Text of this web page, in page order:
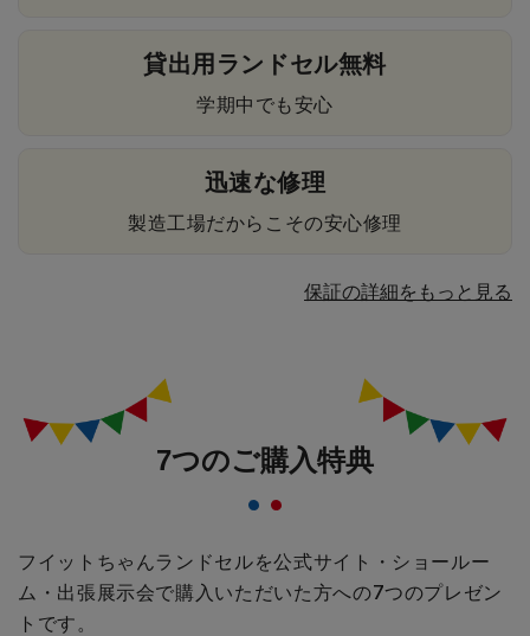
貸出用ランドセル無料
学期中でも安心
迅速な修理
製造工場だからこその安心修理
保証の詳細をもっと見る
7つのご購入特典
フイットちゃんランドセルを公式サイト・ショールー
ム・出張展示会で購入いただいた方への7つのプレゼン
トです。